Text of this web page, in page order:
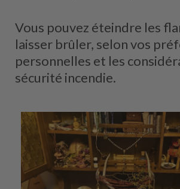
Vous pouvez éteindre les
laisser brûler, selon vos
personnelles et les
sécurité incendie.